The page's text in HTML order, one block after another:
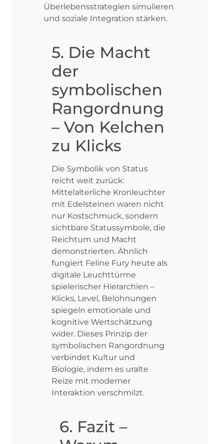
Überlebensstrategien simulieren
und soziale Integration stärken.
5. Die Macht
der
symbolischen
Rangordnung
– Von Kelchen
zu Klicks
Die Symbolik von Status
reicht weit zurück:
Mittelalterliche Kronleuchter
mit Edelsteinen waren nicht
nur Kostschmuck, sondern
sichtbare Statussymbole, die
Reichtum und Macht
demonstrierten. Ähnlich
fungiert Feline Fury heute als
digitale Leuchttürme
spielerischer Hierarchien –
Klicks, Level, Belohnungen
spiegeln emotionale und
kognitive Wertschätzung
wider. Dieses Prinzip der
symbolischen Rangordnung
verbindet Kultur und
Biologie, indem es uralte
Reize mit moderner
Interaktion verschmilzt.
6. Fazit –